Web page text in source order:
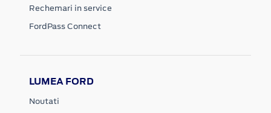
Rechemari in service
FordPass Connect
LUMEA FORD
Noutati